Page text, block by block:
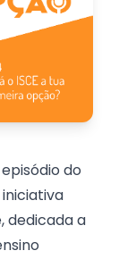
do
, dedicada a